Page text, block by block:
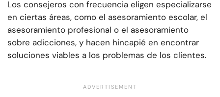
Los consejeros con frecuencia eligen especializarse
en ciertas áreas, como el asesoramiento escolar, el
asesoramiento profesional o el asesoramiento
sobre adicciones, y hacen hincapié en encontrar
soluciones viables a los problemas de los clientes.